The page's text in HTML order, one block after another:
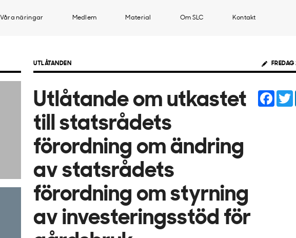
Våra näringar Medlem Material Om SLC Kontakt
UTLÅTANDEN
Utlåtande om utkastet
till statsrådets
förordning om ändring
av statsrådets
förordning om styrning
av investeringsstöd för